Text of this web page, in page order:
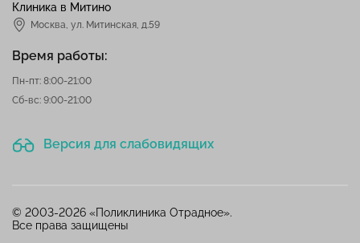
Клиника в Митино
Москва, ул. Митинская, д.59
Время работы:
Пн-пт: 8:00-21:00
Сб-вс: 9:00-21:00
Версия для слабовидящих
© 2003-2026 «Поликлиника Отрадное».
Все права защищены